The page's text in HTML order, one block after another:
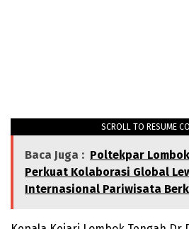
SCROLL TO RESUME
Baca Juga : Poltekpar
Perkuat Kolaborasi Global
Internasional Pariwisata